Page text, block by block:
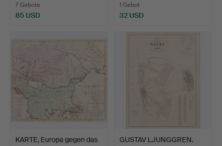
7 Gebote
85 USD
1 Gebot
32 USD
KARTE, Europa gegen das
GUSTAV LJUNGGREN.